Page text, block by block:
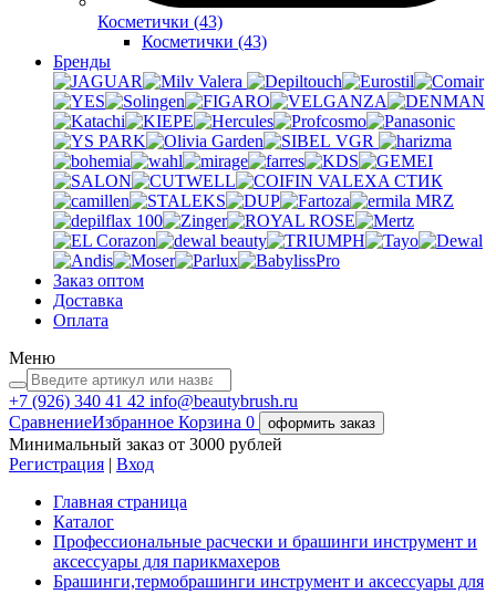
Косметички (43)
Косметички (43)
Бренды
Valera
VGR
VALEXA СТИК
MRZ
Заказ оптом
Доставка
Оплата
Меню
+7 (926) 340 41 42 info@beautybrush.ru
СравнениеИзбранное Корзина 0 оформить заказ
Минимальный заказ от 3000 рублей
Регистрация | Вход
Главная страница
Каталог
Профессиональные расчески и брашинги инструмент и
аксессуары для парикмахеров
Брашинги,термобрашинги инструмент и аксессуары для